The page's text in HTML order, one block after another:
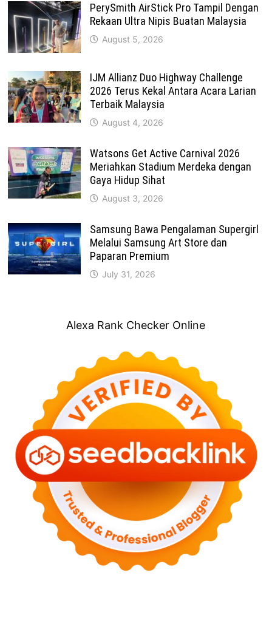
PerySmith AirStick Pro Tampil Dengan
Rekaan Ultra Nipis Buatan Malaysia
August 5, 2026
IJM Allianz Duo Highway Challenge
2026 Terus Kekal Antara Acara Larian
Terbaik Malaysia
August 4, 2026
Watsons Get Active Carnival 2026
Meriahkan Stadium Merdeka dengan
Gaya Hidup Sihat
August 3, 2026
Samsung Bawa Pengalaman Supergirl
Melalui Samsung Art Store dan
Paparan Premium
July 31, 2026
Alexa Rank Checker Online